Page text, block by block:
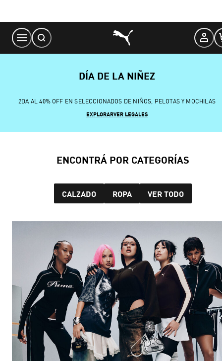
Content
DÍA DE LA NIÑEZ
2DA AL 40% OFF EN SELECCIONADOS DE NIÑOS, PELOTAS Y MOCHILAS
EXPLORARVER LEGALES
ENCONTRÁ POR CATEGORÍAS
CALZADO ROPA VER TODO